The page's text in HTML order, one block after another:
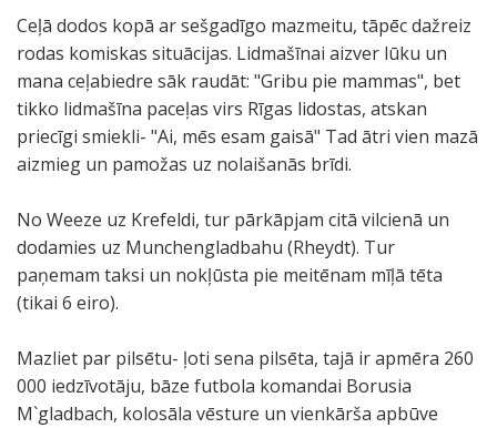
Ceļā dodos kopā ar sešgadīgo mazmeitu, tāpēc dažreiz
rodas komiskas situācijas. Lidmašīnai aizver lūku un
mana ceļabiedre sāk raudāt: "Gribu pie mammas", bet
tikko lidmašīna paceļas virs Rīgas lidostas, atskan
priecīgi smiekli- "Ai, mēs esam gaisā" Tad ātri vien mazā
aizmieg un pamožas uz nolaišanās brīdi.
No Weeze uz Krefeldi, tur pārkāpjam citā vilcienā un
dodamies uz Munchengladbahu (Rheydt). Tur
paņemam taksi un nokļūsta pie meitēnam mīļā tēta
(tikai 6 eiro).
Mazliet par pilsētu- ļoti sena pilsēta, tajā ir apmēra 260
000 iedzīvotāju, bāze futbola komandai Borusia
M`gladbach, kolosāla vēsture un vienkārša apbūve